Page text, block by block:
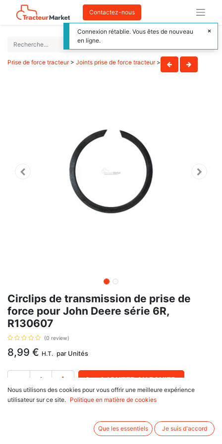
Contactez-nous
Prise de force tracteur> Joints prise de force tracteur>
Circlips de transmission de prise de
force pour John Deere série 6R,
R130607
(0 review)
8,99 € H.T. par Unités
AJOUTER AU PANIER
Délai de livraison : 1 semaine
Circlips de transmission de prise de force, avec pour référence d'origine
Nous utilisons des cookies pour vous offrir une meilleure expérience
utilisateur sur ce site.
Politique en matière de cookies
Que les essentiels Je suis d'accord
Connexion rétablie. Vous êtes de nouveau
en ligne.